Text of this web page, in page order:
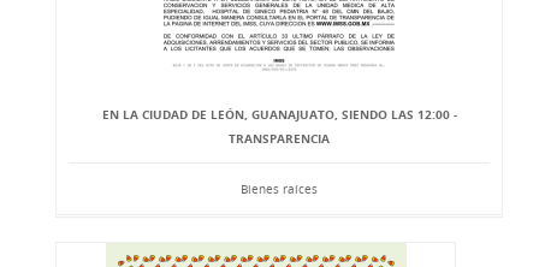
EN LA CIUDAD DE LEÓN, GUANAJUATO, SIENDO LAS 12:00 -
TRANSPARENCIA
Bienes raíces